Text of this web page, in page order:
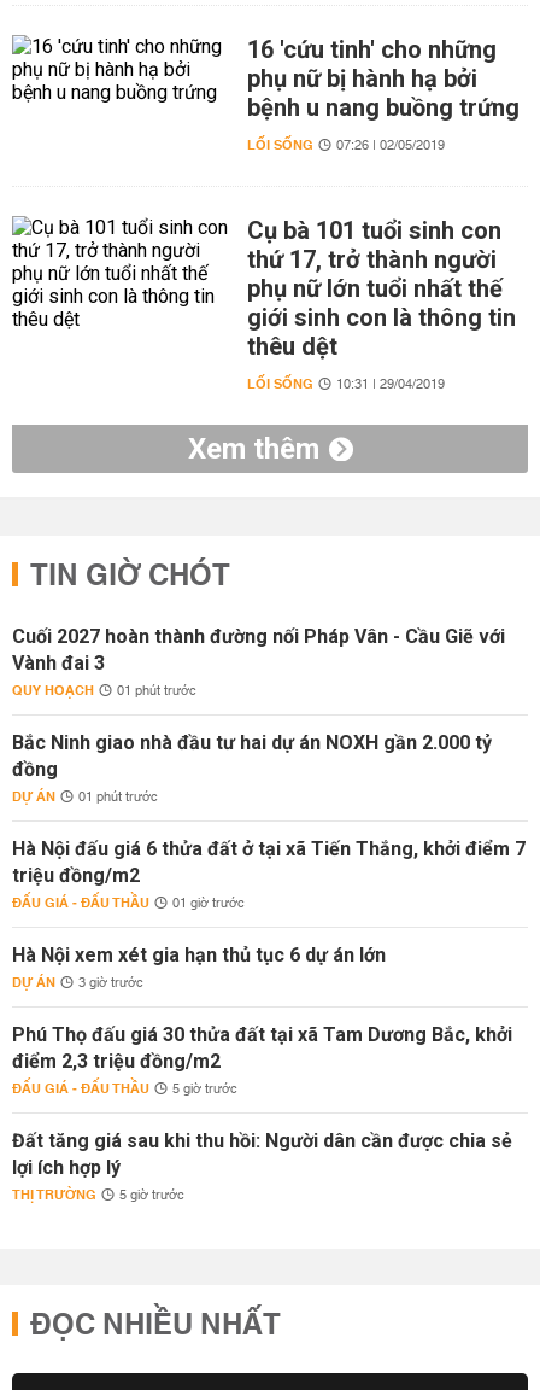
16 'cứu tinh' cho những
phụ nữ bị hành hạ bởi
bệnh u nang buồng trứng
LỐI SỐNG 07:26 | 02/05/2019
Cụ bà 101 tuổi sinh con
thứ 17, trở thành người
phụ nữ lớn tuổi nhất thế
giới sinh con là thông tin
thêu dệt
LỐI SỐNG 10:31 | 29/04/2019
Xem thêm
TIN GIỜ CHÓT
Cuối 2027 hoàn thành đường nối Pháp Vân - Cầu Giẽ với
Vành đai 3
QUY HOẠCH 01 phút trước
Bắc Ninh giao nhà đầu tư hai dự án NOXH gần 2.000 tỷ
đồng
DỰ ÁN 01 phút trước
Hà Nội đấu giá 6 thửa đất ở tại xã Tiến Thắng, khởi điểm 7
triệu đồng/m2
ĐẤU GIÁ - ĐẤU THẦU 01 giờ trước
Hà Nội xem xét gia hạn thủ tục 6 dự án lớn
DỰ ÁN 3 giờ trước
Phú Thọ đấu giá 30 thửa đất tại xã Tam Dương Bắc, khởi
điểm 2,3 triệu đồng/m2
ĐẤU GIÁ - ĐẤU THẦU 5 giờ trước
Đất tăng giá sau khi thu hồi: Người dân cần được chia sẻ
lợi ích hợp lý
THỊ TRƯỜNG 5 giờ trước
ĐỌC NHIỀU NHẤT